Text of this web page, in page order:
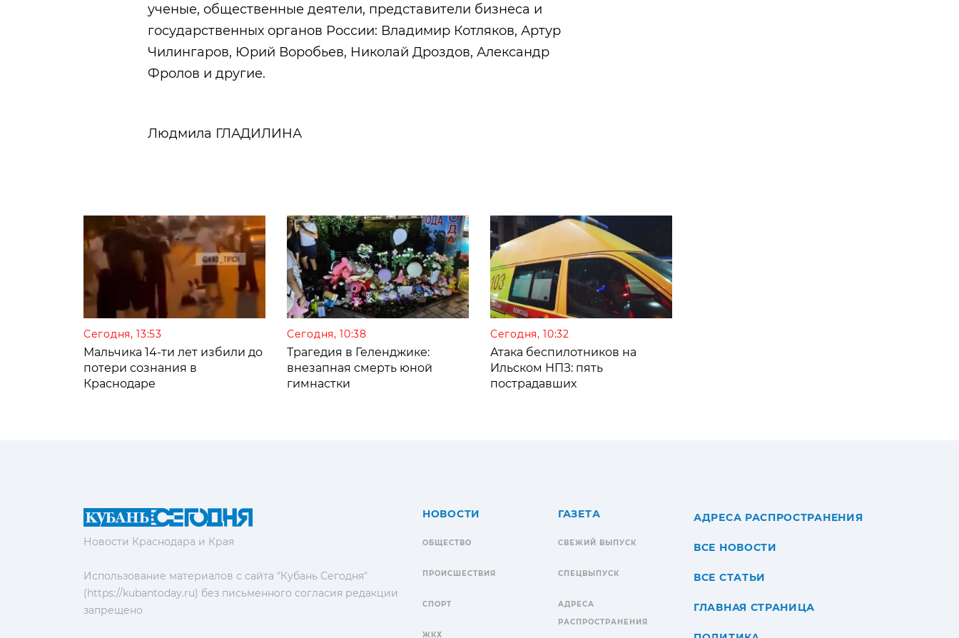
ученые, общественные деятели, представители бизнеса и
государственных органов России: Владимир Котляков, Артур
Чилингаров, Юрий Воробьев, Николай Дроздов, Александр
Фролов и другие.
Людмила ГЛАДИЛИНА
Сегодня, 13:53
Мальчика 14-ти лет избили до
потери сознания в
Краснодаре
Сегодня, 10:38
Трагедия в Геленджике:
внезапная смерть юной
гимнастки
Сегодня, 10:32
Атака беспилотников на
Ильском НПЗ: пять
пострадавших
Новости Краснодара и Края
Использование материалов с сайта "Кубань Сегодня"
(https://kubantoday.ru) без письменного согласия редакции
запрещено
НОВОСТИ
ОБЩЕСТВО
ПРОИСШЕСТВИЯ
СПОРТ
ЖКХ
ГАЗЕТА
СВЕЖИЙ ВЫПУСК
СПЕЦВЫПУСК
АДРЕСА
РАСПРОСТРАНЕНИЯ
АДРЕСА РАСПРОСТРАНЕНИЯ
ВСЕ НОВОСТИ
ВСЕ СТАТЬИ
ГЛАВНАЯ СТРАНИЦА